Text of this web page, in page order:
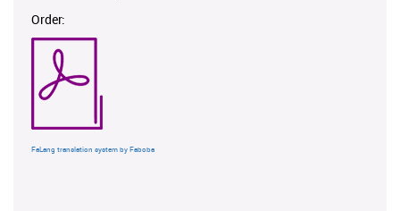
Order:
FaLang translation system by Faboba